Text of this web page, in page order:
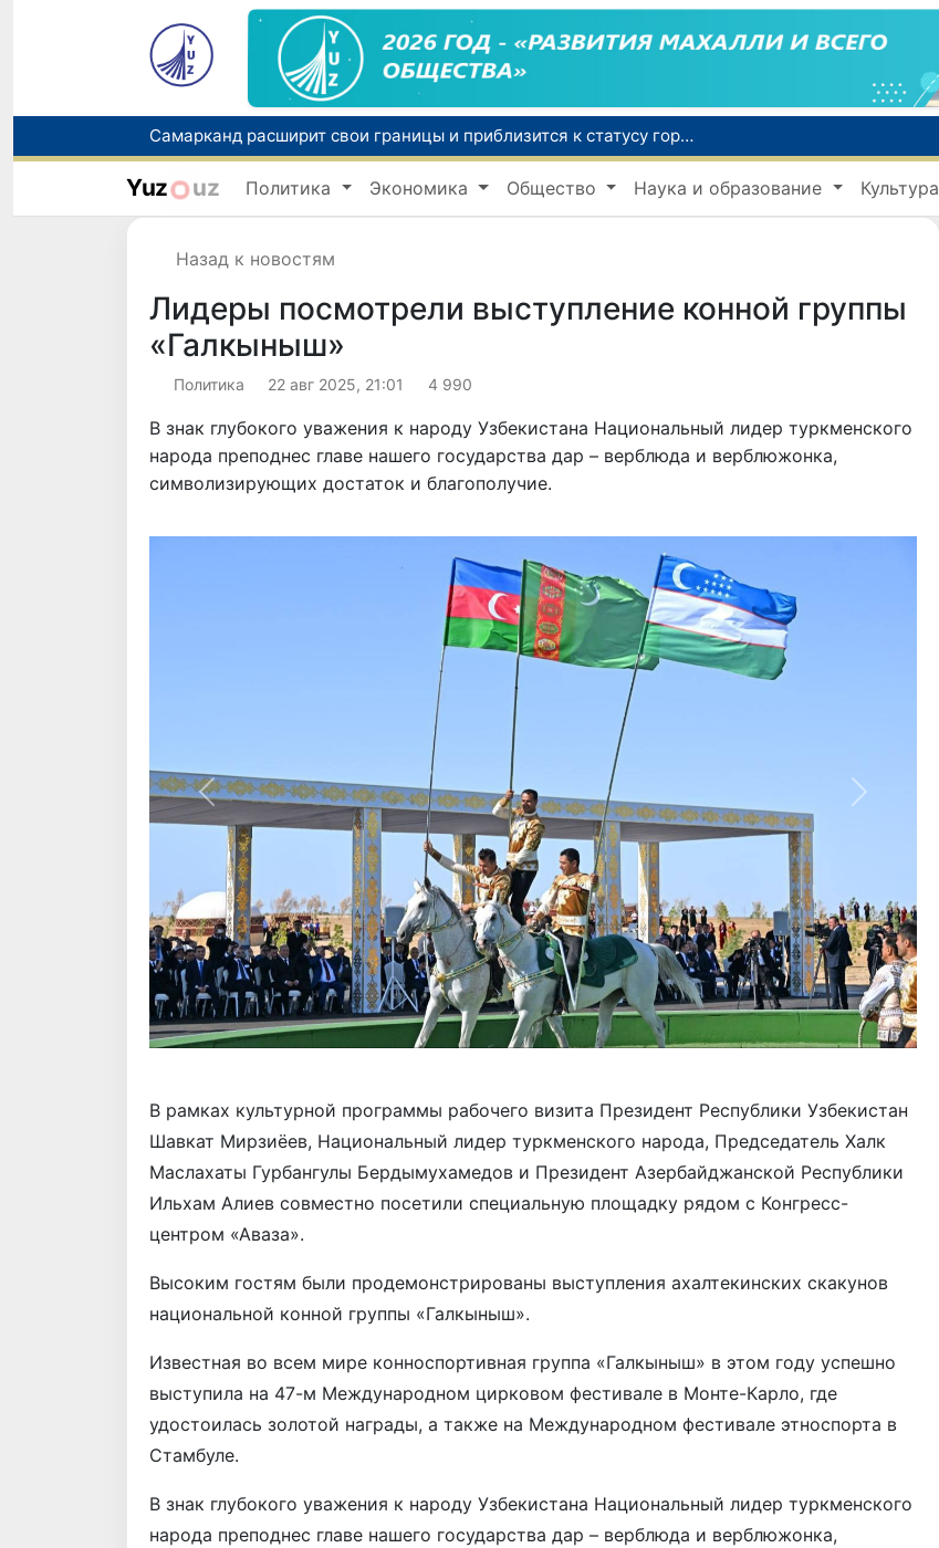
Самарканд расширит свои границы и приблизится к статусу города-миллионника
С 1 сентября пассажиры должны будут оплачивать проезд сразу при посадке в автобус
В Сурхандарье пресечена деятельность подпольной группы, планировавшей теракты и выезд в Сирию
Yuz uz Политика Экономика Общество Наука и образование Культура
Назад к новостям
Лидеры посмотрели выступление конной группы
«Галкыныш»
Политика 22 авг 2025, 21:01 4 990
В знак глубокого уважения к народу Узбекистана Национальный лидер туркменского
народа преподнес главе нашего государства дар – верблюда и верблюжонка,
символизирующих достаток и благополучие.
Назад Вперёд
В рамках культурной программы рабочего визита Президент Республики Узбекистан
Шавкат Мирзиёев, Национальный лидер туркменского народа, Председатель Халк
Маслахаты Гурбангулы Бердымухамедов и Президент Азербайджанской Республики
Ильхам Алиев совместно посетили специальную площадку рядом с Конгресс-
центром «Аваза».
Высоким гостям были продемонстрированы выступления ахалтекинских скакунов
национальной конной группы «Галкыныш».
Известная во всем мире конноспортивная группа «Галкыныш» в этом году успешно
выступила на 47-м Международном цирковом фестивале в Монте-Карло, где
удостоилась золотой награды, а также на Международном фестивале этноспорта в
Стамбуле.
В знак глубокого уважения к народу Узбекистана Национальный лидер туркменского
народа преподнес главе нашего государства дар – верблюда и верблюжонка,